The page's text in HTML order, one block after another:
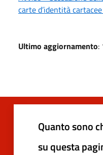
carte d’identità
Ultimo aggiornamento:
Quanto sono
su questa